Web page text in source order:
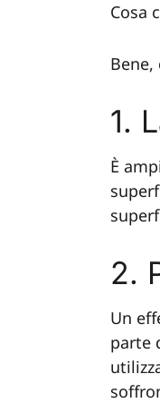
Cosa
1.
È
2.
Un
parte